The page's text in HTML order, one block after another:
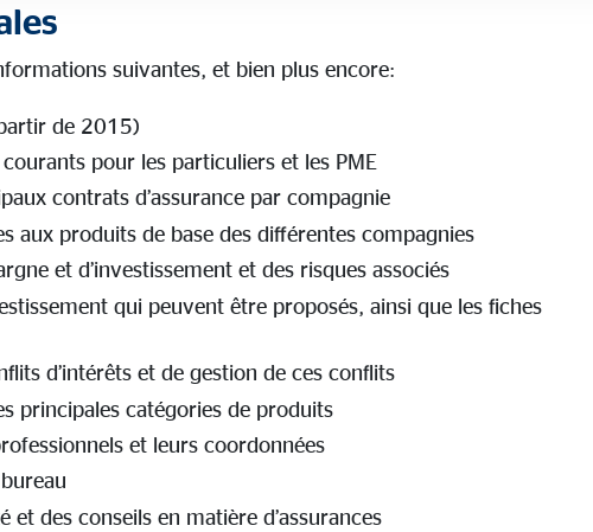
suivantes, et bien plus encore:
de 2015)
pour les particuliers et les PME
contrats d’assurance par compagnie
aux produits de base des différentes compagnies
et d’investissement et des risques associés
qui peuvent être proposés, ainsi que les fiches
d’intérêts et de gestion de ces conflits
principales catégories de produits
et leurs coordonnées
et des conseils en matière d’assurances